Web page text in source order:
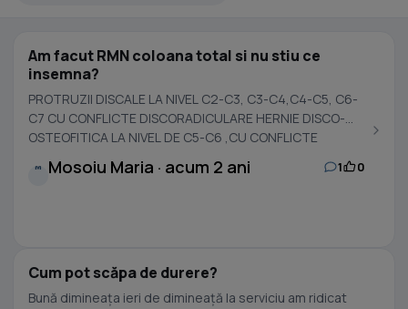
Am facut RMN coloana total si nu stiu ce
insemna?
PROTRUZII DISCALE LA NIVEL C2-C3, C3-C4,C4-C5, C6-
C7 CU CONFLICTE DISCORADICULARE HERNIE DISCO-
OSTEOFITICA LA NIVEL DE C5-C6 ,CU CONFLICTE
M Mosoiu Maria · acum 2 ani 1 0
Cum pot scăpa de durere?
Bună dimineața ieri de dimineață la serviciu am ridicat